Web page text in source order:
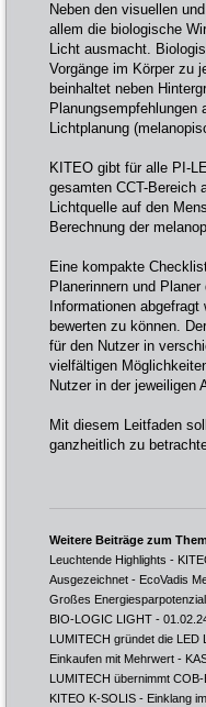
Neben den visuellen
allem die biologische
Licht ausmacht.
Vorgänge im Körper zu
beinhaltet neben
Planungsempfehlungen
Lichtplanung
KITEO gibt für alle PI-
gesamten CCT-Bereich
Lichtquelle auf den
Berechnung der
Eine kompakte
Planerinnern und
Informationen
bewerten zu können.
für den Nutzer in
vielfältigen
Nutzer in der jeweiligen
Mit diesem Leitfaden
ganzheitlich zu
Weitere Beiträge zum
Leuchtende Highlights -
Ausgezeichnet - EcoVadis
Großes Energiesparpotenzial
BIO-LOGIC LIGHT -
LUMITECH gründet die LED
Einkaufen mit Mehrwert -
LUMITECH übernimmt
KITEO K-SOLIS - Einklang